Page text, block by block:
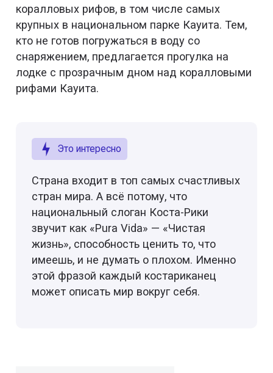
коралловых рифов, в том числе самых
крупных в национальном парке Кауита. Тем,
кто не готов погружаться в воду со
снаряжением, предлагается прогулка на
лодке с прозрачным дном над коралловыми
рифами Кауита.
Это интересно
Страна входит в топ самых счастливых
стран мира. А всё потому, что
национальный слоган Коста-Рики
звучит как «Pura Vida» — «Чистая
жизнь», способность ценить то, что
имеешь, и не думать о плохом. Именно
этой фразой каждый костариканец
может описать мир вокруг себя.